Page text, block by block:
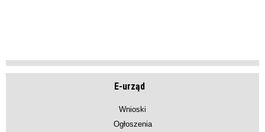
E-urząd
Wnioski
Ogłoszenia